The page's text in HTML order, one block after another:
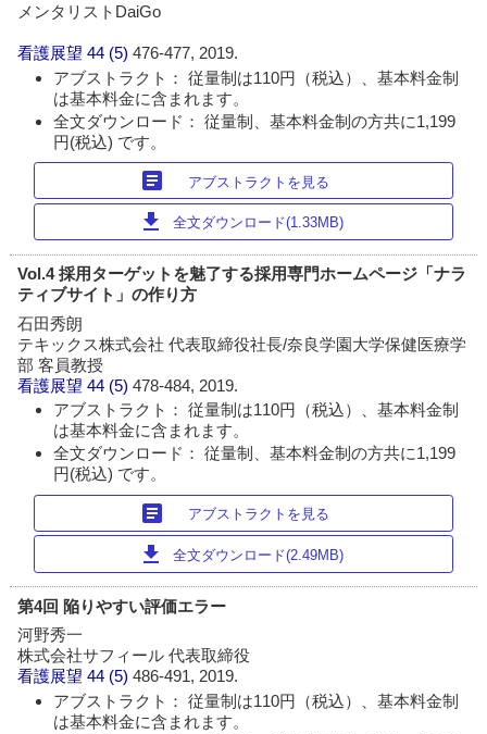
メンタリストDaiGo
看護展望 44 (5)476-477, 2019.
アブストラクト： 従量制は110円（税込）、基本料金制
は基本料金に含まれます。
全文ダウンロード： 従量制、基本料金制の方共に1,199
円(税込) です。
article アブストラクトを見る
download 全文ダウンロード(1.33MB)
Vol.4 採用ターゲットを魅了する採用専門ホームページ「ナラ
ティブサイト」の作り方
石田秀朗
テキックス株式会社 代表取締役社長/奈良学園大学保健医療学
部 客員教授
看護展望 44 (5)478-484, 2019.
アブストラクト： 従量制は110円（税込）、基本料金制
は基本料金に含まれます。
全文ダウンロード： 従量制、基本料金制の方共に1,199
円(税込) です。
article アブストラクトを見る
download 全文ダウンロード(2.49MB)
第4回 陥りやすい評価エラー
河野秀一
株式会社サフィール 代表取締役
看護展望 44 (5)486-491, 2019.
アブストラクト： 従量制は110円（税込）、基本料金制
は基本料金に含まれます。